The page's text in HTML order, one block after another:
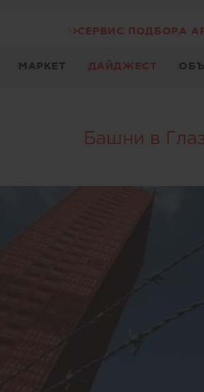
СЕРВИС ПОДБОРА
МАРКЕТ ДАЙДЖЕСТ
Башни в